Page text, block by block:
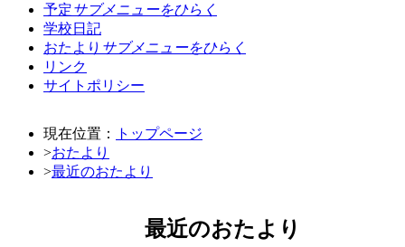
予定サブメニューをひらく
学校日記
おたより サブメニューをひらく
リンク
サイトポリシー
現在位置：
トップページ
>おたより
>最近のおたより
最近のおたより